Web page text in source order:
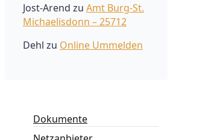
Jost-Arend zu Amt Burg-St.
Michaelisdonn – 25712
Dehl zu Online Ummelden
Dokumente